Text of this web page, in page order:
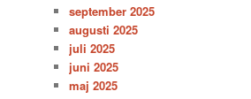
september 2025
augusti 2025
juli 2025
juni 2025
maj 2025